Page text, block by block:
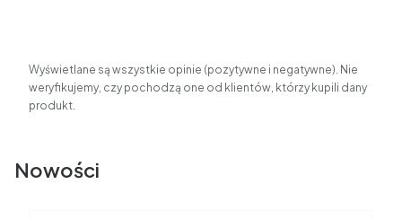
Wyświetlane są wszystkie opinie (pozytywne i negatywne). Nie
weryfikujemy, czy pochodzą one od klientów, którzy kupili dany
produkt.
Nowości